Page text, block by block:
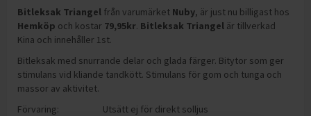
Bitleksak Triangel från varumärket Nuby, är just nu billigast hos
Hemköp och kostar 79,95kr. Bitleksak Triangel är tillverkad
Kina och innehåller 1st.
Bitleksak med snurrande delar och glada färger. Bitytor som ger
stimulans vid kliande tandkött. Stimulans för gom och tunga och
massor av aktivitet.
Förvaring:
Utsätt ej för direkt solljus